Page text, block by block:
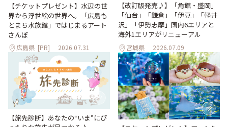
【チケットプレゼント】水辺の世
界から浮世絵の世界へ。「広島も
とまち水族館」ではじまるアート
さんぽ
広島県 [PR] 2026.07.31
【改訂版発売♪】「角館・盛岡」
「仙台」「鎌倉」「伊豆」「軽井
沢」「伊勢志摩」国内6エリアと
海外1エリアがリニューアル
宮城県 2026.07.09
【旅先診断】あなたの“いま”にぴ